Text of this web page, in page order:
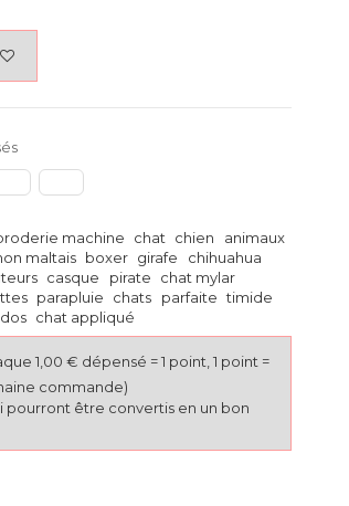
machine chat chien
animaux
maltais boxer girafe
chihuahua
casque pirate
chat mylar
parapluie chats parfaite timide
chat appliqué
1,00 € dépensé = 1 point, 1 point =
commande)
pourront être convertis en un bon